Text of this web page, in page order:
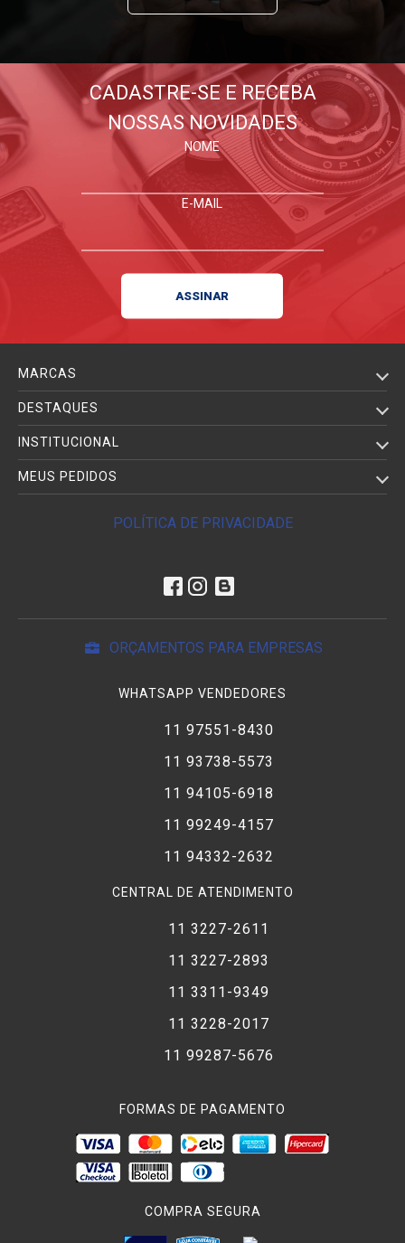
CADASTRE-SE E RECEBA
NOSSAS NOVIDADES
NOME
E-MAIL
MARCAS
DESTAQUES
INSTITUCIONAL
MEUS PEDIDOS
POLÍTICA DE PRIVACIDADE
ORÇAMENTOS PARA EMPRESAS
WHATSAPP VENDEDORES
11 97551-8430
11 93738-5573
11 94105-6918
11 99249-4157
11 94332-2632
CENTRAL DE ATENDIMENTO
11 3227-2611
11 3227-2893
11 3311-9349
11 3228-2017
11 99287-5676
FORMAS DE PAGAMENTO
COMPRA SEGURA